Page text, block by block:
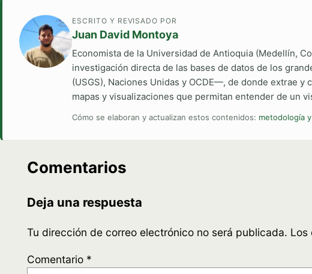
ESCRITO Y REVISADO POR
Juan David Montoya
Economista de la Universidad de Antioquia (Medellín,
investigación directa de las bases de datos de los
(USGS), Naciones Unidas y OCDE—, de donde extrae
mapas y visualizaciones que permitan entender de un
Cómo se elaboran y actualizan estos contenidos: metodología
Comentarios
Deja una respuesta
Tu dirección de correo electrónico no será publicada. Los
Comentario *